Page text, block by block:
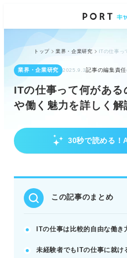
トップ 業界・企業研究
業界・企業研究 2025.9.3記事の編集責
ITの仕事って何がある
や働く魅力を詳しく解
30秒で読める！
ITの仕事の全体像と魅力
メリットがある。
文系・理系不問、資格必須で
POINT：ITの仕事はイメー
この記事のまとめ
ITの仕事は比較的自由な働き
未経験者でもITの仕事に就け